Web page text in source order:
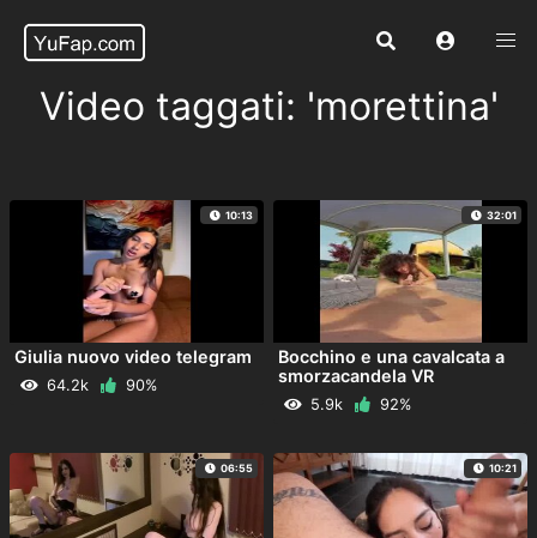
Video taggati: 'morettina'
10:13
Giulia nuovo video telegram
64.2k 90%
32:01
Bocchino e una cavalcata a
smorzacandela VR
5.9k 92%
06:55 10:21